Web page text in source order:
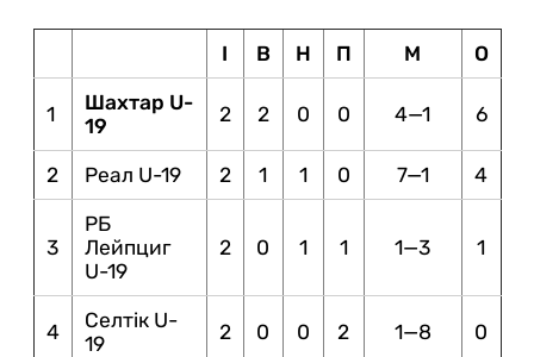
І В Н П М О
1
Шахтар U-
19
2 2 0 0 4—1 6
2 Реал U-19 2 1 1 0 7—1 4
3
РБ
Лейпциг
U-19
2 0 1 1 1—3 1
4
Селтік U-
19
2 0 0 2 1—8 0